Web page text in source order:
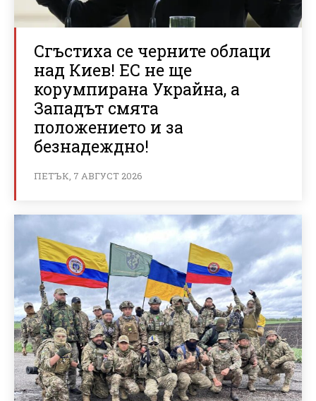
Сгъстиха се черните облаци
над Киев! ЕС не ще
корумпирана Украйна, а
Западът смята
положението и за
безнадеждно!
ПЕТЪК, 7 АВГУСТ 2026